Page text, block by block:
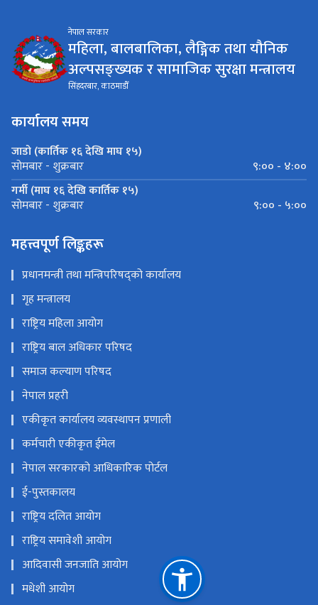
नेपाल सरकार
महिला, बालबालिका, लैङ्गिक तथा यौनिक
अल्पसङ्ख्यक र सामाजिक सुरक्षा मन्त्रालय
सिंहदरबार, काठमाडौँ
कार्यालय समय
जाडो (कार्तिक १६ देखि माघ १५)
सोमबार - शुक्रबार
९:०० - ४:००
गर्मी (माघ १६ देखि कार्तिक १५)
सोमबार - शुक्रबार ९:०० - ५:००
महत्त्वपूर्ण लिङ्कहरू
प्रधानमन्त्री तथा मन्त्रिपरिषद्को कार्यालय
गृह मन्त्रालय
राष्ट्रिय महिला आयोग
राष्ट्रिय बाल अधिकार परिषद
समाज कल्याण परिषद
नेपाल प्रहरी
एकीकृत कार्यालय व्यवस्थापन प्रणाली
कर्मचारी एकीकृत ईमेल
नेपाल सरकारको आधिकारिक पोर्टल
ई-पुस्तकालय
राष्ट्रिय दलित आयोग
राष्ट्रिय समावेशी आयोग
आदिवासी जनजाति आयोग
मधेशी आयोग